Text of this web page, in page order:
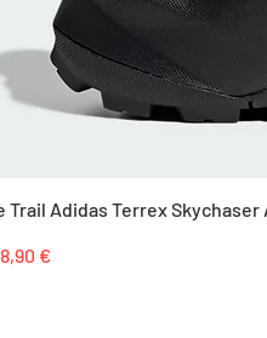
Trail Adidas Terrex Skychaser
de oferta
€